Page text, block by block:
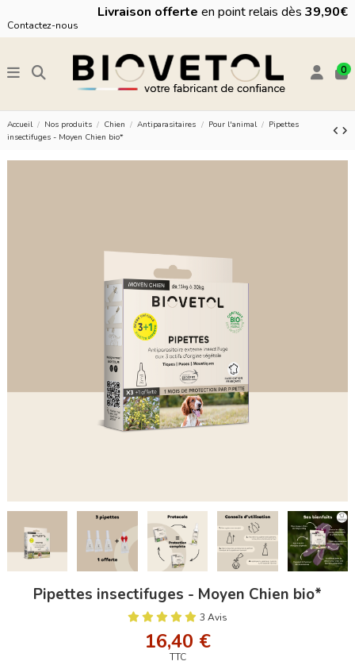
Livraison offerte en point relais dès 39,90€
Contactez-nous
0
Accueil Nos produits Chien Antiparasitaires Pour l'animal
Pipettes
insectifuges - Moyen Chien bio*
Pipettes insectifuges - Moyen Chien bio*
3 Avis
16,40 €
TTC